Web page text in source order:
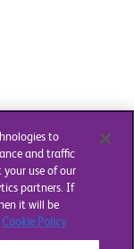
to
and traffic
your use of our
partners. If
it will be
Cookie Policy